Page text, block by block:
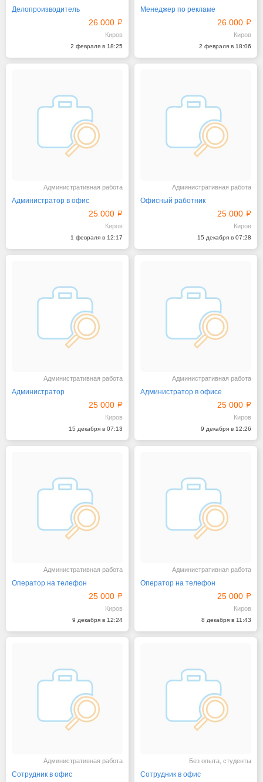
Делопроизводитель
26 000
Киров
2 февраля в 18:25
Менеджер по рекламе
26 000
Киров
2 февраля в 18:06
Административная работа
Администратор в офис
25 000
Киров
1 февраля в 12:17
Административная работа
Офисный работник
25 000
Киров
15 декабря в 07:28
Административная работа
Администратор
25 000
Киров
15 декабря в 07:13
Административная работа
Администратор в офисе
25 000
Киров
9 декабря в 12:26
Административная работа
Оператор на телефон
25 000
Киров
9 декабря в 12:24
Административная работа
Оператор на телефон
25 000
Киров
8 декабря в 11:43
Административная работа
Сотрудник в офис
Без опыта, студенты
Сотрудник в офис